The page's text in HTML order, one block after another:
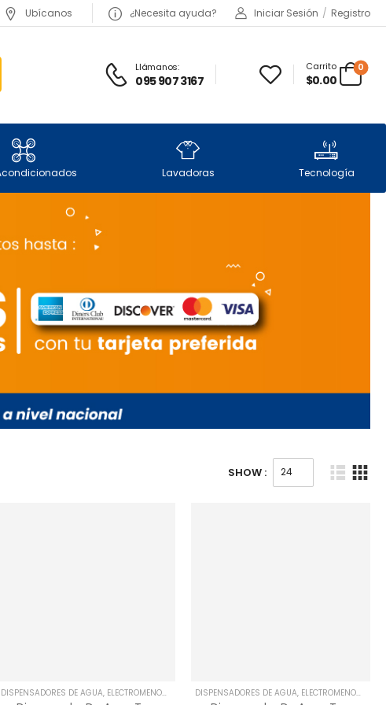
Ubícanos ¿Necesita ayuda? Iniciar Sesión / Registro
Llámanos:
095 907 3167
Carrito
$0.00
0
Lavadoras Tecnología
SHOW :
DISPENSADORES DE AGUA, ELECTROMENORES DISPENSADORES DE AGUA, ELECTROMENORES